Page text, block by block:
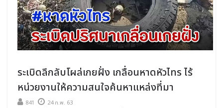
ระเบิดลึกลับโผล่เกยฝั่ง เกลื่อนหาดหัวไทร ไร้
หน่วยงานให้ความสนใจค้นหาแหล่งที่มา
841 24 ก.พ. 63